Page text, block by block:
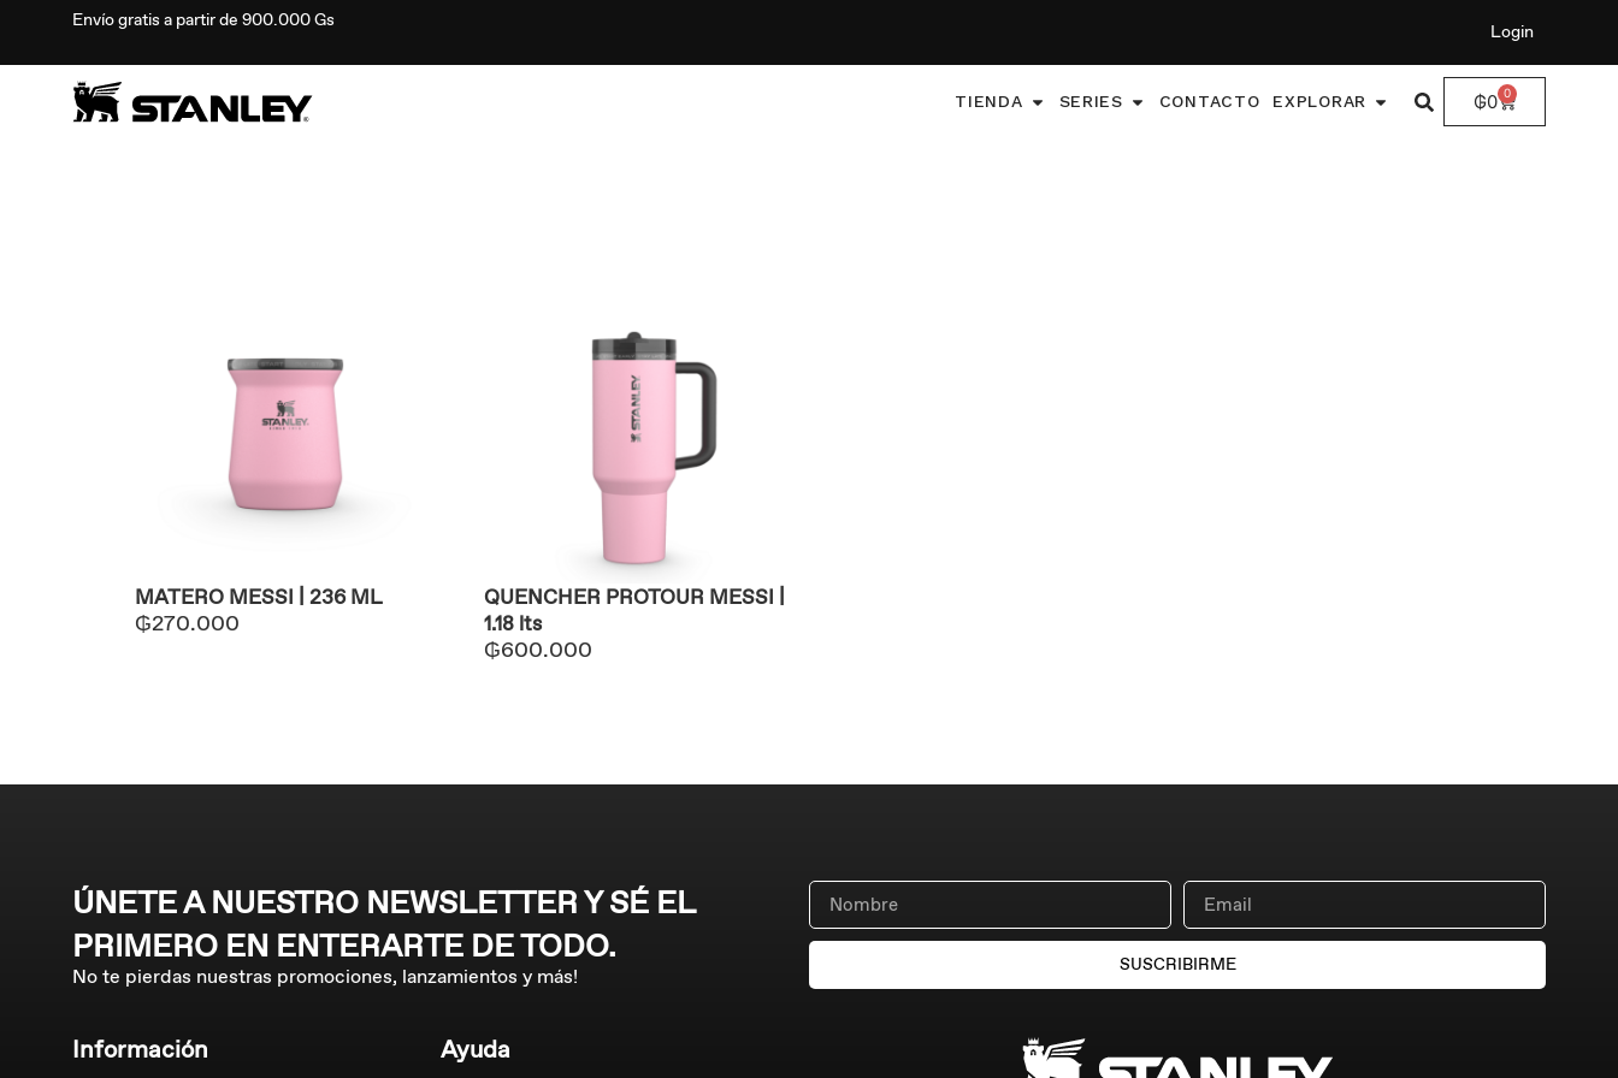
Envío gratis a partir de 900.000 Gs
Login
TIENDA SERIES CONTACTO EXPLORAR ₲0 0
MATERO MESSI | 236 ML
₲270.000
QUENCHER PROTOUR MESSI |
1.18 lts
₲600.000
ÚNETE A NUESTRO NEWSLETTER Y SÉ EL
PRIMERO EN ENTERARTE DE TODO.
No te pierdas nuestras promociones, lanzamientos y más!
SUSCRIBIRME
Información Ayuda